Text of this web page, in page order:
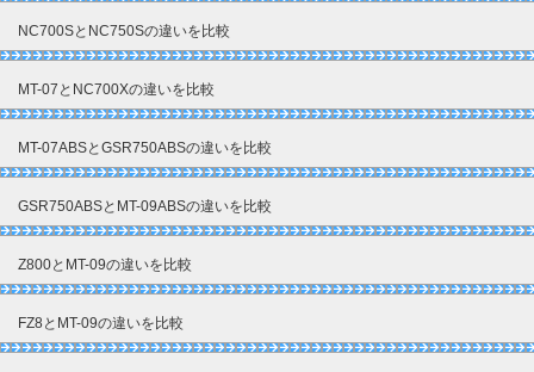
NC700SとNC750Sの違いを比較
MT-07とNC700Xの違いを比較
MT-07ABSとGSR750ABSの違いを比較
GSR750ABSとMT-09ABSの違いを比較
Z800とMT-09の違いを比較
FZ8とMT-09の違いを比較